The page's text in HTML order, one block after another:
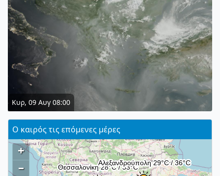
Κυρ, 09 Αυγ 08:00
Ο καιρός τις επόμενες μέρες
+
–